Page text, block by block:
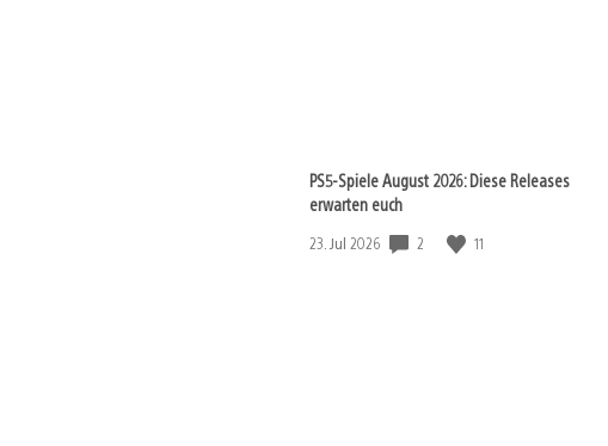
PS5-Spiele August 2026: Diese Releases
erwarten euch
Veröffentlichungsdatum:
23. Jul 2026 2 11